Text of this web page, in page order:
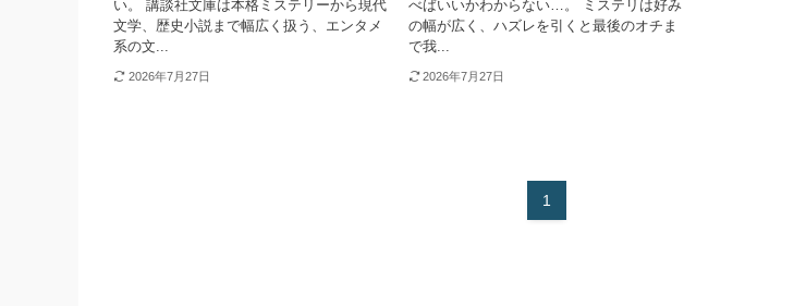
い。 講談社文庫は本格ミステリーから現代
文学、歴史小説まで幅広く扱う、エンタメ
系の文...
2026年7月27日
べばいいかわからない…。 ミステリは好み
の幅が広く、ハズレを引くと最後のオチま
で我...
2026年7月27日
1